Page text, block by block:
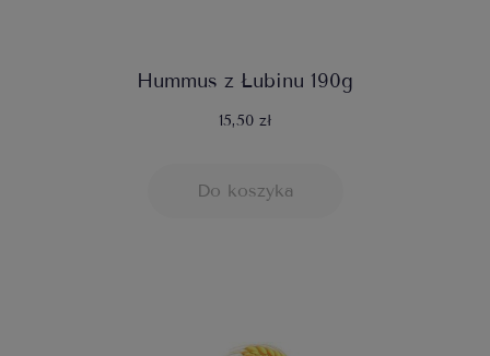
Hummus z Łubinu 190g
15,50 zł
Do koszyka